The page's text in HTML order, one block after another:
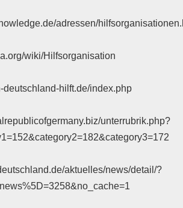
adressen/
wiki/Hilfsorganisation
deutschland-hilft.de/index.php
unterrubrik.php?
aktuelles/news/detail/?